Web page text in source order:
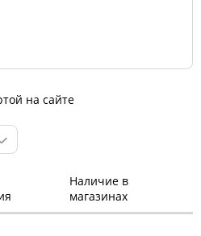
на сайте
Наличие в
магазинах